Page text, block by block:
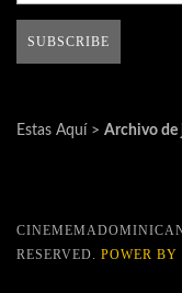
Estas Aquí > Archivo de
RESERVED. POWER BY